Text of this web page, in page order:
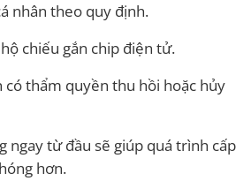
nhân theo quy định.
chiếu gắn chip điện tử.
có thẩm quyền thu hồi hoặc hủy
ngay từ đầu sẽ giúp quá trình cấp
hơn.